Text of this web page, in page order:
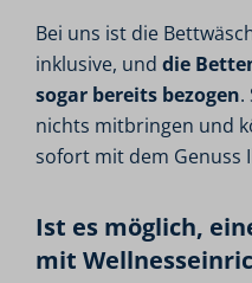
Bei uns ist die
inklusive, unddie
sogar bereits bezogen.
nichts mitbringen und
sofort mit dem Genuss
Ist es möglich,
mit